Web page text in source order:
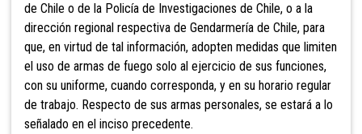
de Chile o de la Policía de Investigaciones de Chile, o a la
dirección regional respectiva de Gendarmería de Chile, para
que, en virtud de tal información, adopten medidas que limiten
el uso de armas de fuego solo al ejercicio de sus funciones,
con su uniforme, cuando corresponda, y en su horario regular
de trabajo. Respecto de sus armas personales, se estará a lo
señalado en el inciso precedente.